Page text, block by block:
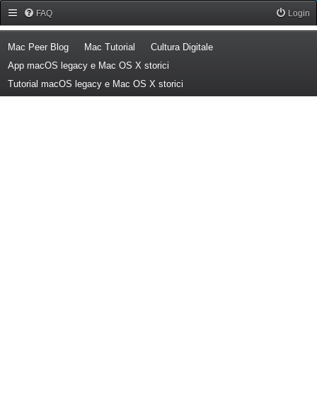
FAQ Login
Mac Peer Blog(Opens a new tab)
Mac Tutorial (Opens a new tab)
Cultura Digitale(Opens a new tab)
App macOS legacy e Mac OS X storici
Tutorial macOS legacy e Mac OS X storici